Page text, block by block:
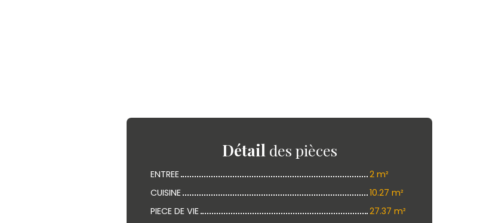
Détail des pièces
ENTREE
2 m²
CUISINE
10.27 m²
PIECE DE VIE
27.37 m²